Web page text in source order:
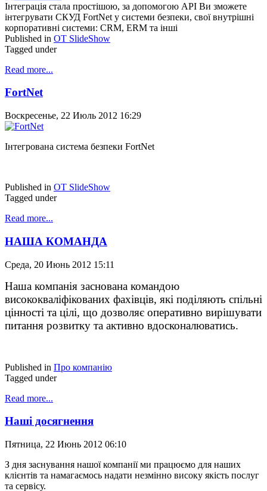
Інтеграція стала простішою, за допомогою API Ви зможете
інтегрувати СКУД FortNet у системи безпеки, свої внутрішні
корпоративні системи: CRM, ERM та інші
Published in OT SlideShow
Tagged under
Read more...
FortNet
Воскресенье, 22 Июль 2012 16:29
Інтегрована система безпеки FortNet
Published in OT SlideShow
Tagged under
Read more...
НАША КОМАНДА
Среда, 20 Июнь 2012 15:11
Наша компанія заснована командою
висококваліфікованих фахівців, які поділяють спільні
цінності та цілі, що дозволяє оперативно вирішувати
питання розвитку та активно вдосконалюватись.
Published in Про компанію
Tagged under
Read more...
Наші досягнення
Пятница, 22 Июнь 2012 06:10
З дня заснування нашої компанії ми працюємо для наших
клієнтів та намагаємось надати незмінно високу якість послуг
та сервісу.